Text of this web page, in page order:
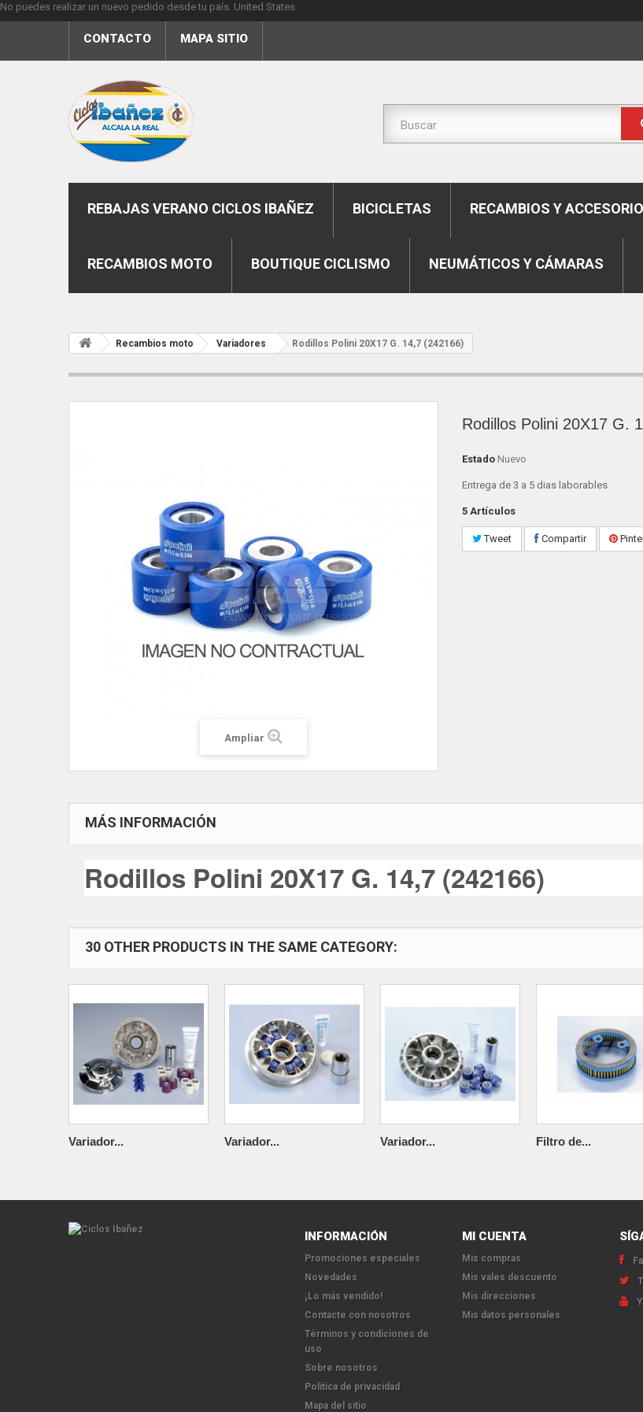
No puedes realizar un nuevo pedido desde tu país. United States
CONTACTO MAPA SITIO
REBAJAS VERANO CICLOS IBAÑEZ BICICLETAS RECAMBIOS Y
RECAMBIOS MOTO BOUTIQUE CICLISMO NEUMÁTICOS Y CÁMARAS
Recambios moto Variadores Rodillos Polini 20X17 G. 14,7 (242166)
Ampliar
Rodillos Polini 20X17 G.
Estado Nuevo
Entrega de 3 a 5 dias laborables
5 Artículos
Tweet Compartir
MÁS INFORMACIÓN
Rodillos Polini 20X17 G. 14,7 (242166)
30 OTHER PRODUCTS IN THE SAME CATEGORY:
Variador... Variador... Variador... Filtro de...
INFORMACIÓN
Promociones especiales
Novedades
¡Lo más vendido!
Contacte con nosotros
Términos y condiciones de
uso
Sobre nosotros
Política de privacidad
Mapa del sitio
MI CUENTA
Mis compras
Mis vales descuento
Mis direcciones
Mis datos personales